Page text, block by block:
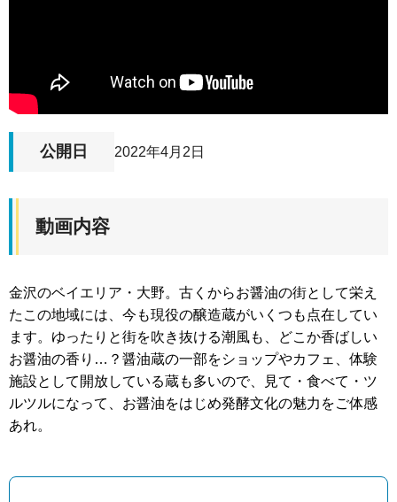
公開日 2022年4月2日
動画内容
金沢のベイエリア・大野。古くからお醤油の街として栄え
たこの地域には、今も現役の醸造蔵がいくつも点在してい
ます。ゆったりと街を吹き抜ける潮風も、どこか香ばしい
お醤油の香り…？醤油蔵の一部をショップやカフェ、体験
施設として開放している蔵も多いので、見て・食べて・ツ
ルツルになって、お醤油をはじめ発酵文化の魅力をご体感
あれ。